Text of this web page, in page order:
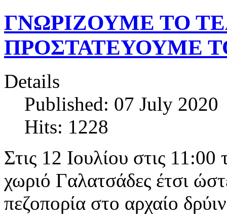
ΓΝΩΡΙΖΟΥΜΕ ΤΟ
ΠΡΟΣΤΑΤΕΥΟΥΜΕ
Details
Published: 07 July 2020
Hits: 1228
Στις 12 Ιουλίου στις
χωριό Γαλατσάδες έτσι
πεζοπορία στο αρχαίο